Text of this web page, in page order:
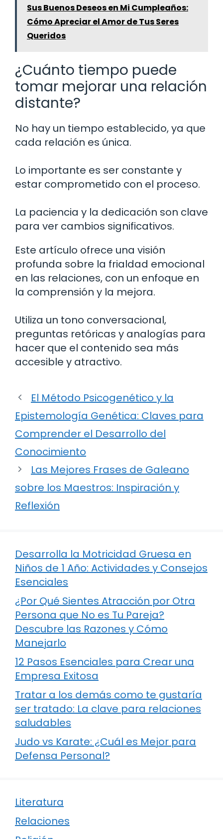
Sus Buenos Deseos en Mi Cumpleaños:
Cómo Apreciar el Amor de Tus Seres
Queridos
¿Cuánto tiempo puede
tomar mejorar una relación
distante?
No hay un tiempo establecido, ya que
cada relación es única.
Lo importante es ser constante y
estar comprometido con el proceso.
La paciencia y la dedicación son clave
para ver cambios significativos.
Este artículo ofrece una visión
profunda sobre la frialdad emocional
en las relaciones, con un enfoque en
la comprensión y la mejora.
Utiliza un tono conversacional,
preguntas retóricas y analogías para
hacer que el contenido sea más
accesible y atractivo.
El Método Psicogenético y la
Epistemología Genética: Claves para
Comprender el Desarrollo del
Conocimiento
Las Mejores Frases de Galeano
sobre los Maestros: Inspiración y
Reflexión
Desarrolla la Motricidad Gruesa en
Niños de 1 Año: Actividades y Consejos
Esenciales
¿Por Qué Sientes Atracción por Otra
Persona que No es Tu Pareja?
Descubre las Razones y Cómo
Manejarlo
12 Pasos Esenciales para Crear una
Empresa Exitosa
Tratar a los demás como te gustaría
ser tratado: La clave para relaciones
saludables
Judo vs Karate: ¿Cuál es Mejor para
Defensa Personal?
Literatura
Relaciones